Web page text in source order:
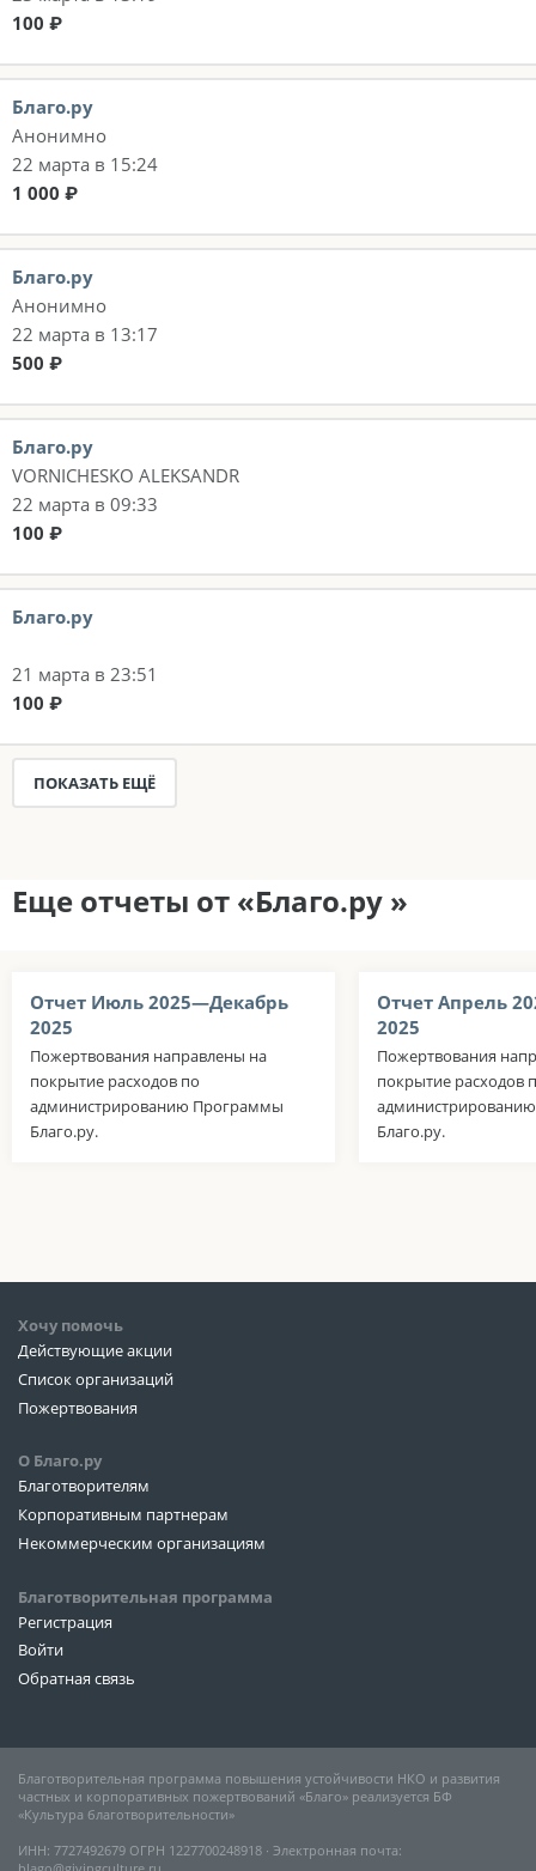
100 ₽
Благо.ру
Анонимно
22 марта в 15:24
1 000 ₽
Благо.ру
Анонимно
22 марта в 13:17
500 ₽
Благо.ру
VORNICHESKO ALEKSANDR
22 марта в 09:33
100 ₽
Благо.ру
21 марта в 23:51
100 ₽
ПОКАЗАТЬ ЕЩЁ
Еще отчеты от «Благо.ру »
Отчет Июль 2025—Декабрь
2025
Пожертвования направлены на
покрытие расходов по
администрированию Программы
Благо.ру.
Отчет Апрель
2025
Пожертвования
покрытие расходов
Благо.ру.
Хочу помочь
Действующие акции
Список организаций
Пожертвования
О Благо.ру
Благотворителям
Корпоративным партнерам
Некоммерческим организациям
Благотворительная программа
Регистрация
Войти
Обратная связь
Благотворительная программа повышения устойчивости НКО и развития
частных и корпоративных пожертвований «Благо» реализуется БФ
«Культура благотворительности»
ИНН: 7727492679 ОГРН 1227700248918 ∙ Электронная почта: